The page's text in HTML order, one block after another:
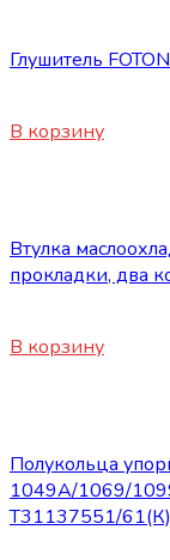
Глушитель
В корзину
Втулка
прокладки, два
В корзину
Полукольца
1049А/1069/
Т31137551/61(К)